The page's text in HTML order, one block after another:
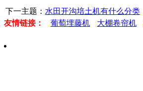
下一主题： 水田开沟培土机有什么分类
友情链接：
葡萄埋藤机 大棚卷帘机